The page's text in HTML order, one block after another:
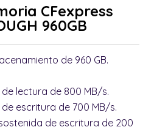
CFexpress
960GB
de 960 GB.
lectura de 800 MB/s.
escritura de 700 MB/s.
de escritura de 200